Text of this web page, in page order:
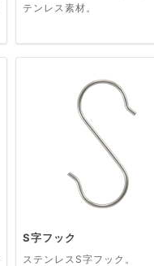
テンレス素材。
S字フック
ステンレスS字フック。